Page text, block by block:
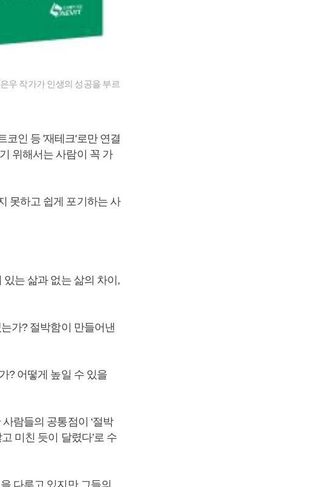
우 작가가 인생의 성공을 부르
코인 등 '재테크'로만 연결
위해서는 사람이 꼭 가
못하고 쉽게 포기하는 사
있는 삶과 없는 삶의 차이,
가? 절박함이 만들어낸
? 어떻게 높일 수 있을
람들의 공통점이 ‘절박
미친 듯이 달렸다’로 수
다루고 있지만 그들의